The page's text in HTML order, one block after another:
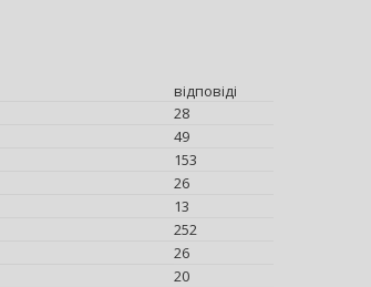
відповіді
28
49
153
26
13
252
26
20